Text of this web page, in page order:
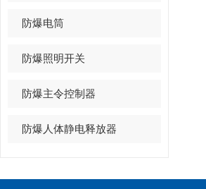
防爆电筒
防爆照明开关
防爆主令控制器
防爆人体静电释放器